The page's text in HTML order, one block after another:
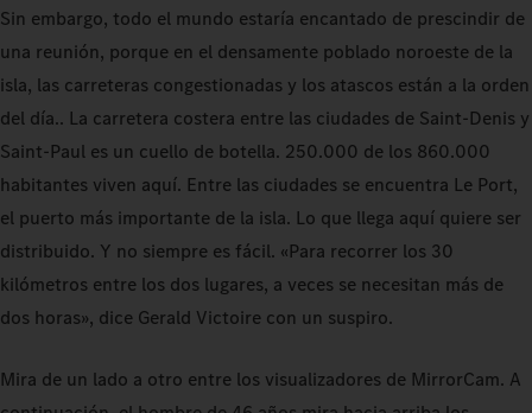
Sin embargo, todo el mundo estaría encantado de prescindir de
una reunión, porque en el densamente poblado noroeste de la
isla, las carreteras congestionadas y los atascos están a la orden
del día.. La carretera costera entre las ciudades de Saint-Denis y
Saint-Paul es un cuello de botella. 250.000 de los 860.000
habitantes viven aquí. Entre las ciudades se encuentra Le Port,
el puerto más importante de la isla. Lo que llega aquí quiere ser
distribuido. Y no siempre es fácil. «Para recorrer los 30
kilómetros entre los dos lugares, a veces se necesitan más de
dos horas», dice Gerald Victoire con un suspiro.
Mira de un lado a otro entre los visualizadores de MirrorCam. A